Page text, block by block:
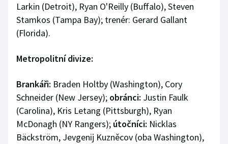
Larkin (Detroit), Ryan O'Reilly (Buffalo), Steven
Stamkos (Tampa Bay); trenér: Gerard Gallant
(Florida).
Metropolitní divize:
Brankáři: Braden Holtby (Washington), Cory
Schneider (New Jersey); obránci: Justin Faulk
(Carolina), Kris Letang (Pittsburgh), Ryan
McDonagh (NY Rangers); útočníci: Nicklas
Bäckström, Jevgenij Kuzněcov (oba Washington),